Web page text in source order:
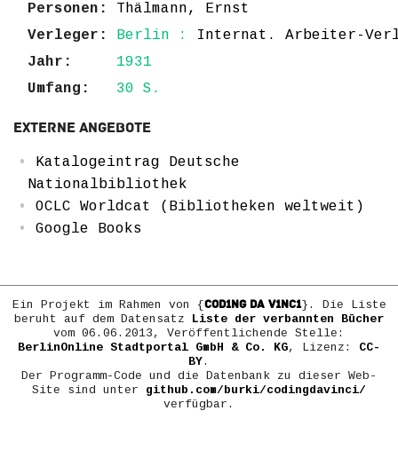
Personen:
Thälmann, Ernst
Verleger:
Berlin :
Internat. Arbeiter-
Jahr:
1931
Umfang:
30 S.
Externe Angebote
Katalogeintrag Deutsche
Nationalbibliothek
OCLC Worldcat (Bibliotheken weltweit)
Google Books
Ein Projekt im Rahmen von {COD1NG DA V1NC1}. Die Liste
beruht auf dem Datensatz Liste der verbannten Bücher
vom 06.06.2013, Veröffentlichende Stelle:
BerlinOnline Stadtportal GmbH & Co. KG, Lizenz: CC-
BY.
Der Programm-Code und die Datenbank zu dieser Web-
Site sind unter github.com/burki/codingdavinci/
verfügbar.